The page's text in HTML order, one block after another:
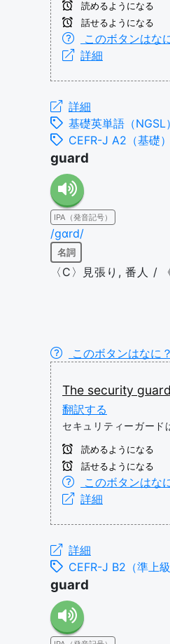
読めるようになる
話せるようになる
このボタンはな
詳細
詳細
基礎英単語（NGSL）
CEFR-J A2（基礎）
guard
IPA（発音記号）
/ɡɑrd/
名詞
〈C〉見張り, 番人 /
このボタンはなに？
The security guard
翻訳する
セキュリティーガード
読めるようになる
話せるようになる
このボタンはな
詳細
詳細
CEFR-J B2（準上級
guard